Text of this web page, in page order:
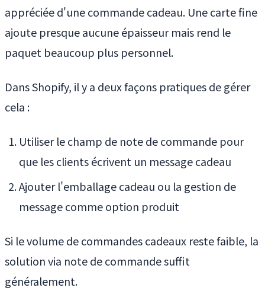
appréciée d'une commande cadeau. Une carte fine
ajoute presque aucune épaisseur mais rend le
paquet beaucoup plus personnel.
Dans Shopify, il y a deux façons pratiques de gérer
cela :
Utiliser le champ de note de commande pour
que les clients écrivent un message cadeau
Ajouter l'emballage cadeau ou la gestion de
message comme option produit
Si le volume de commandes cadeaux reste faible, la
solution via note de commande suffit
généralement.